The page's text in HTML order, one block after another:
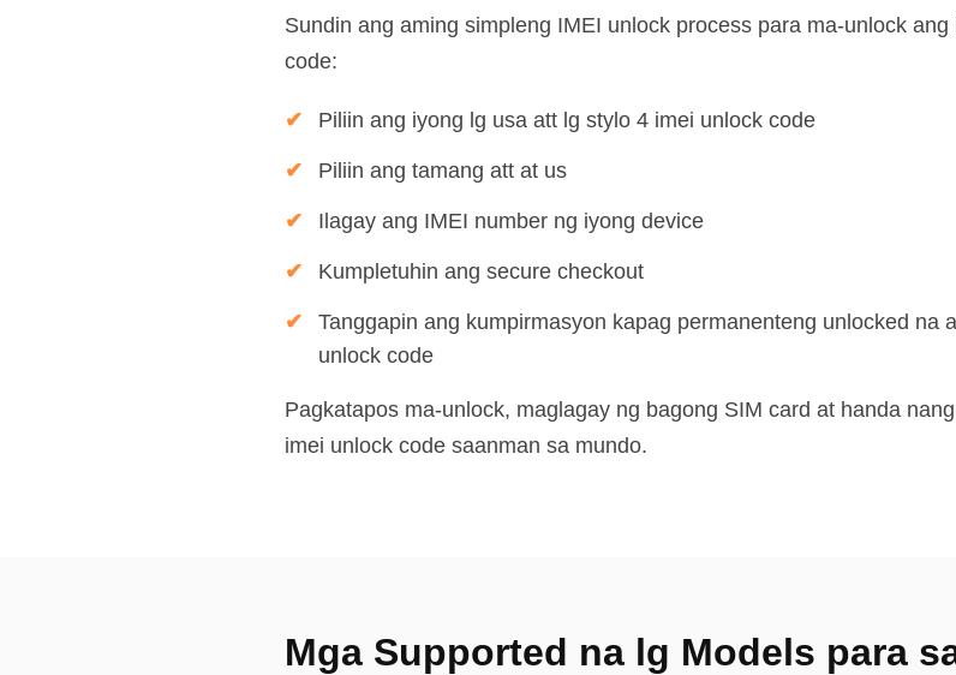
Sundin ang aming simpleng IMEI unlock process para ma-unlock
code:
Piliin ang iyong lg usa att lg stylo 4 imei unlock code
Piliin ang tamang att at us
Ilagay ang IMEI number ng iyong device
Kumpletuhin ang secure checkout
Tanggapin ang kumpirmasyon kapag permanenteng unlocked na
unlock code
Pagkatapos ma-unlock, maglagay ng bagong SIM card at handa
imei unlock code saanman sa mundo.
Mga Supported na lg Models para